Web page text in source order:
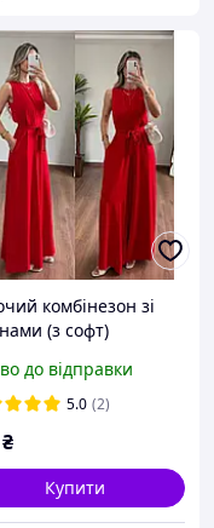
комбінезон зі
(з софт)
до відправки
5.0 (2)
₴
Купити